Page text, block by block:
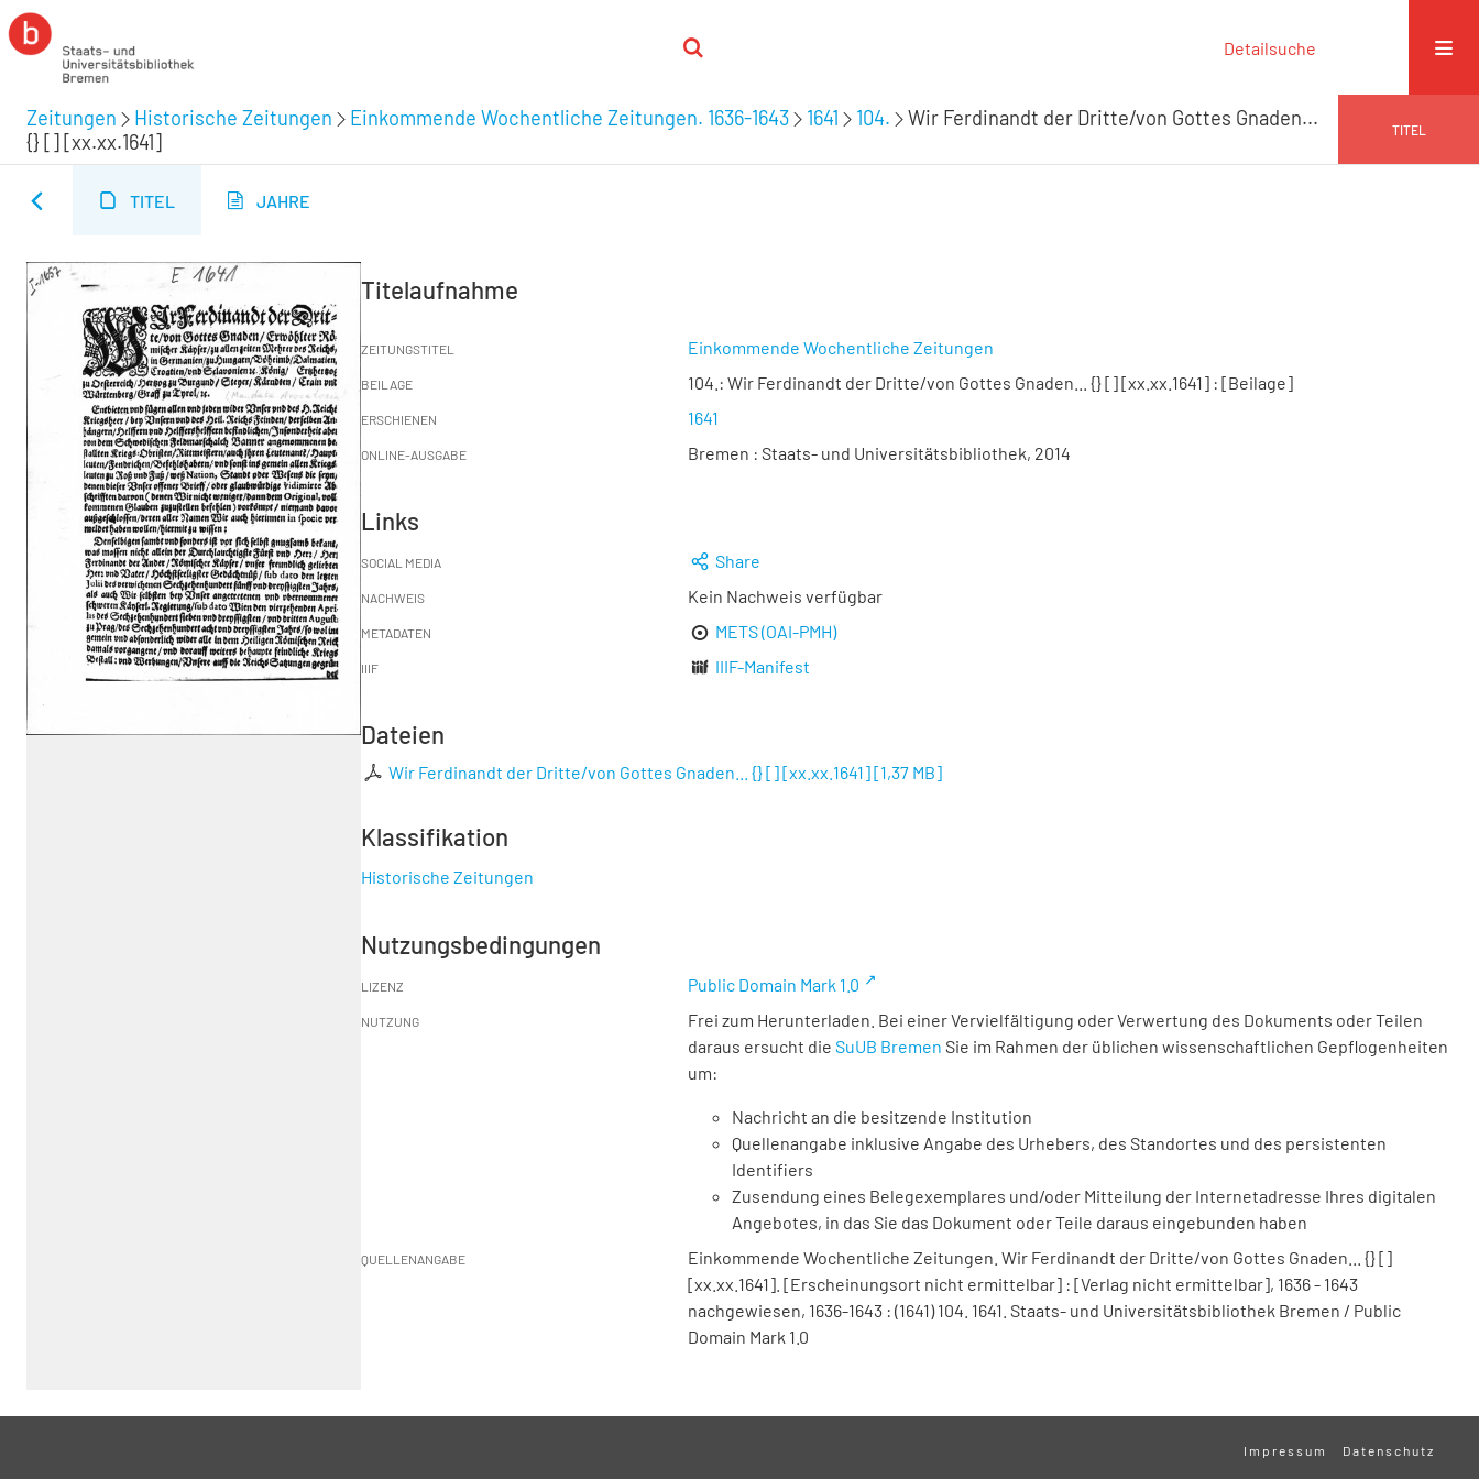
Detailsuche
Zeitungen Historische Zeitungen Einkommende Wochentliche Zeitungen. 1636-1643 1641 104.
Wir Ferdinandt der Dritte/von Gottes Gnaden...
{} [] [xx.xx.1641]
TITEL
TITEL JAHRE
Titelaufnahme
ZEITUNGSTITEL Einkommende Wochentliche Zeitungen
BEILAGE 104.: Wir Ferdinandt der Dritte/von Gottes Gnaden... {} [] [xx.xx.1641] : [Beilage]
ERSCHIENEN 1641
ONLINE-AUSGABE Bremen : Staats- und Universitätsbibliothek, 2014
Links
SOCIAL MEDIA Share
NACHWEIS Kein Nachweis verfügbar
METADATEN METS (OAI-PMH)
IIIF IIIF-Manifest
Dateien
Wir Ferdinandt der Dritte/von Gottes Gnaden... {} [] [xx.xx.1641][1,37 MB]
Klassifikation
Historische Zeitungen
Nutzungsbedingungen
LIZENZ Public Domain Mark 1.0
NUTZUNG
Frei zum Herunterladen. Bei einer Vervielfältigung oder Verwertung des Dokuments oder Teilen
daraus ersucht die SuUB Bremen Sie im Rahmen der üblichen wissenschaftlichen Gepflogenheiten
um:
Nachricht an die besitzende Institution
Quellenangabe inklusive Angabe des Urhebers, des Standortes und des persistenten
Identifiers
Zusendung eines Belegexemplares und/oder Mitteilung der Internetadresse Ihres digitalen
Angebotes, in das Sie das Dokument oder Teile daraus eingebunden haben
QUELLENANGABE
Einkommende Wochentliche Zeitungen. Wir Ferdinandt der Dritte/von Gottes Gnaden... {} []
[xx.xx.1641]. [Erscheinungsort nicht ermittelbar] : [Verlag nicht ermittelbar], 1636 - 1643
nachgewiesen, 1636-1643 : (1641) 104. 1641. Staats- und Universitätsbibliothek Bremen / Public
Domain Mark 1.0
Impressum Datenschutz